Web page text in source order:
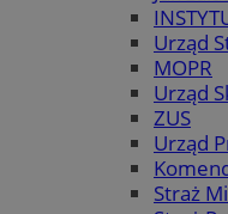
Urząd
MOPR
Urząd
ZUS
Urząd
Straż